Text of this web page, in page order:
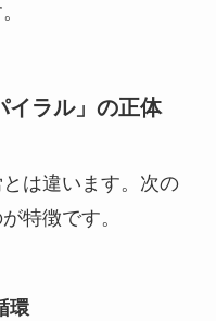
イラル」の正体
は違います。次の
特徴です。
環